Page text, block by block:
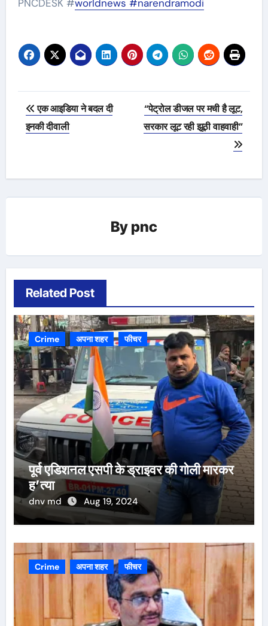
PNCDESK #worldnews #narendramodi
Post
navigation
एक आइडिया ने बदल दी
इनकी दीवाली
“पेट्रोल डीजल पर मची है लूट,
सरकार लूट रही झूठी वाहवाही”
By pnc
Related Post
Crime अपना शहर फीचर
पूर्व एडिशनल एसपी के ड्राइवर की गोली मारकर
ह’त्या
dnv md Aug 19, 2024
Crime अपना शहर फीचर